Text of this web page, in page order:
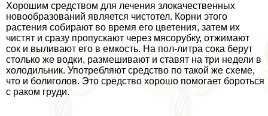
Хорошим средством для лечения злокачественных
новообразований является чистотел. Корни этого
растения собирают во время его цветения, затем их
чистят и сразу пропускают через мясорубку, отжимают
сок и выливают его в емкость. На пол-литра сока берут
столько же водки, размешивают и ставят на три недели в
холодильник. Употрeбляют средство по такой же схеме,
что и болиголов. Это средство хорошо помогает бороться
с paком гpyди.